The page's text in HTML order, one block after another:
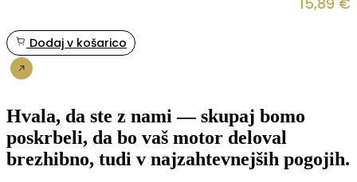
Dodaj v košarico
Hvala, da ste z nami — skupaj bomo
poskrbeli, da bo vaš motor deloval
brezhibno, tudi v najzahtevnejših pogojih.